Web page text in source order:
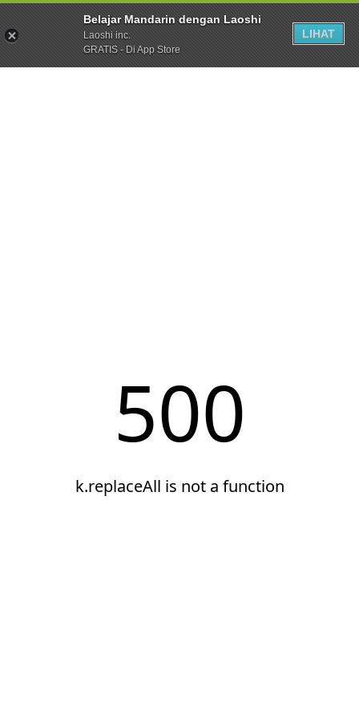
Belajar Mandarin dengan Laoshi
Laoshi inc.
GRATIS - Di App Store
LIHAT
500
k.replaceAll is not a function